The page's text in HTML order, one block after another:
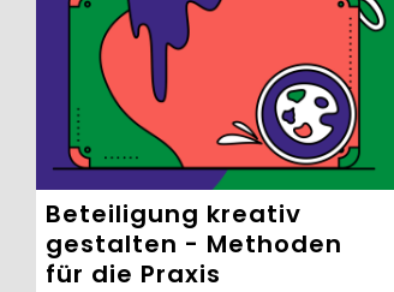
Förderung Kinder- und
Jugendbeteiligung
Jetzt Antrag stellen!
Beteiligung kreativ
gestalten - Methoden
für die Praxis